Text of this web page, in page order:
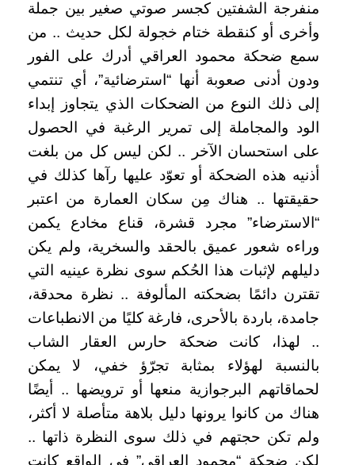
منفرجة الشفتين كجسر صوتي صغير بين جملة
وأخرى أو كنقطة ختام خجولة لكل حديث .. من
سمع ضحكة محمود العراقي أدرك على الفور
ودون أدنى صعوبة أنها “استرضائية”، أي تنتمي
إلى ذلك النوع من الضحكات الذي يتجاوز إبداء
الود والمجاملة إلى تمرير الرغبة في الحصول
على استحسان الآخر .. لكن ليس كل من بلغت
أذنيه هذه الضحكة أو تعوّد عليها رآها كذلك في
حقيقتها .. هناك مِن سكان العمارة من اعتبر
“الاسترضاء” مجرد قشرة، قناع مخادع يكمن
وراءه شعور عميق بالحقد والسخرية، ولم يكن
دليلهم لإثبات هذا الحُكم سوى نظرة عينيه التي
تقترن دائمًا بضحكته المألوفة .. نظرة محدقة،
جامدة، باردة بالأحرى، فارغة كليًا من الانطباعات
.. لهذا، كانت ضحكة حارس العقار الشاب
بالنسبة لهؤلاء بمثابة تجرّؤ خفي، لا يمكن
لحماقاتهم البرجوازية منعها أو ترويضها .. أيضًا
هناك من كانوا يرونها دليل بلاهة متأصلة لا أكثر،
ولم تكن حجتهم في ذلك سوى النظرة ذاتها ..
لكن ضحكة “محمود العراقي” في الواقع كانت